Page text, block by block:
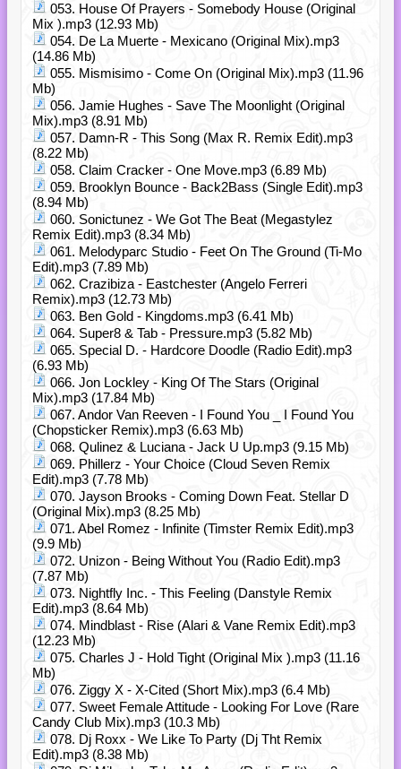
053. House Of Prayers - Somebody House (Original
Mix ).mp3 (12.93 Mb)
054. De La Muerte - Mexicano (Original Mix).mp3
(14.86 Mb)
055. Mismisimo - Come On (Original Mix).mp3 (11.96
Mb)
056. Jamie Hughes - Save The Moonlight (Original
Mix).mp3 (8.91 Mb)
057. Damn-R - This Song (Max R. Remix Edit).mp3
(8.22 Mb)
058. Claim Cracker - One Move.mp3 (6.89 Mb)
059. Brooklyn Bounce - Back2Bass (Single Edit).mp3
(8.94 Mb)
060. Sonictunez - We Got The Beat (Megastylez
Remix Edit).mp3 (8.34 Mb)
061. Melodyparc Studio - Feet On The Ground (Ti-Mo
Edit).mp3 (7.89 Mb)
062. Crazibiza - Eastchester (Angelo Ferreri
Remix).mp3 (12.73 Mb)
063. Ben Gold - Kingdoms.mp3 (6.41 Mb)
064. Super8 & Tab - Pressure.mp3 (5.82 Mb)
065. Special D. - Hardcore Doodle (Radio Edit).mp3
(6.93 Mb)
066. Jon Lockley - King Of The Stars (Original
Mix).mp3 (17.84 Mb)
067. Andor Van Reeven - I Found You _ I Found You
(Chopsticker Remix).mp3 (6.63 Mb)
068. Qulinez & Luciana - Jack U Up.mp3 (9.15 Mb)
069. Phillerz - Your Choice (Cloud Seven Remix
Edit).mp3 (7.78 Mb)
070. Jayson Brooks - Coming Down Feat. Stellar D
(Original Mix).mp3 (8.25 Mb)
071. Abel Romez - Infinite (Timster Remix Edit).mp3
(9.9 Mb)
072. Unizon - Being Without You (Radio Edit).mp3
(7.87 Mb)
073. Nightfly Inc. - This Feeling (Danstyle Remix
Edit).mp3 (8.64 Mb)
074. Mindblast - Rise (Alari & Vane Remix Edit).mp3
(12.23 Mb)
075. Charles J - Hold Tight (Original Mix ).mp3 (11.16
Mb)
076. Ziggy X - X-Cited (Short Mix).mp3 (6.4 Mb)
077. Sweet Female Attitude - Looking For Love (Rare
Candy Club Mix).mp3 (10.3 Mb)
078. Dj Roxx - We Like To Party (Dj Tht Remix
Edit).mp3 (8.38 Mb)